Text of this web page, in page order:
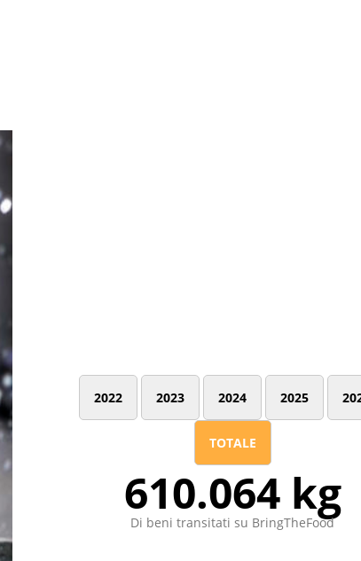
2022 2023 2024 2025
TOTALE
610.064 kg
Di beni transitati su BringTheFood